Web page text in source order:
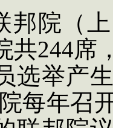
邦院（
共244席
选举产
每年召